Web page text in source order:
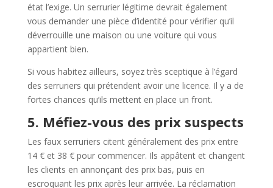
état l’exige. Un serrurier légitime devrait également
vous demander une pièce d’identité pour vérifier qu’il
déverrouille une maison ou une voiture qui vous
appartient bien.
Si vous habitez ailleurs, soyez très sceptique à l’égard
des serruriers qui prétendent avoir une licence. Il y a de
fortes chances qu’ils mettent en place un front.
5. Méfiez-vous des prix suspects
Les faux serruriers citent généralement des prix entre
14 € et 38 € pour commencer. Ils appâtent et changent
les clients en annonçant des prix bas, puis en
escroquant les prix après leur arrivée. La réclamation